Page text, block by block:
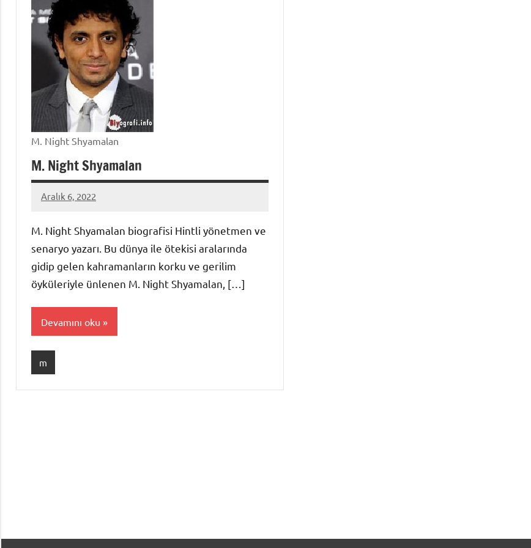
M. Night Shyamalan
M. Night Shyamalan
Aralık 6, 2022
admin
M. Night Shyamalan biografisi Hintli yönetmen ve
senaryo yazarı. Bu dünya ile ötekisi aralarında
gidip gelen kahramanların korku ve gerilim
öyküleriyle ünlenen M. Night Shyamalan, […]
Devamını oku
m